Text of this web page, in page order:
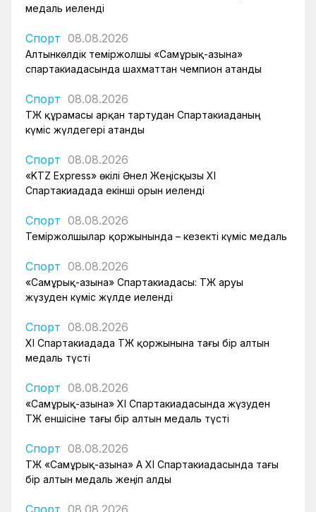
медаль иеленді
Спорт 08.08.2026
Алтынкөлдік теміржолшы «Самұрық-Қазына»
спартакиадасында шахматтан чемпион атанды
Спорт 08.08.2026
ҚТЖ құрамасы арқан тартудан Спартакиаданың
күміс жүлдегері атанды
Спорт 08.08.2026
«KTZ Express» өкілі Әнел Жеңісқызы XI
Спартакиадада екінші орын иеленді
Спорт 08.08.2026
Теміржолшылар қоржынында – кезекті күміс медаль
Спорт 08.08.2026
«Самұрық-Қазына» Спартакиадасы: ҚТЖ аруы
жүзуден күміс жүлде иеленді
Спорт 08.08.2026
XI Спартакиадада ҚТЖ қоржынына тағы бір алтын
медаль түсті
Спорт 08.08.2026
«Самұрық-Қазына» XI Спартакиадасында жүзуден
ҚТЖ еншісіне тағы бір алтын медаль түсті
Спорт 08.08.2026
ҚТЖ «Самұрық-Қазына» АҚ XI Спартакиадасында тағы
бір алтын медаль жеңіп алды
Спорт 08.08.2026